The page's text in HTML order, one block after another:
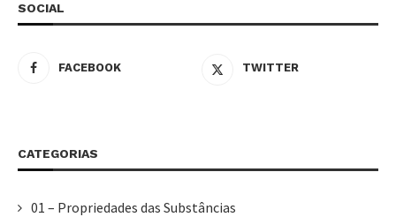
SOCIAL
FACEBOOK TWITTER
CATEGORIAS
01 – Propriedades das Substâncias